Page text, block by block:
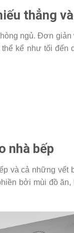
thẳng
ngủ. Đơn
kể như tối đến
nhà bếp
và cả những
bởi mùi đồ ăn,